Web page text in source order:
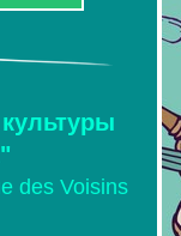
des Voisins